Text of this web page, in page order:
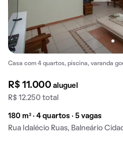
Casa com 4 quartos, piscina, varanda
R$ 11.000aluguel
R$ 12.250 total
180 m² · 4 quartos · 5 vagas
Rua Idalécio Ruas, Balneário